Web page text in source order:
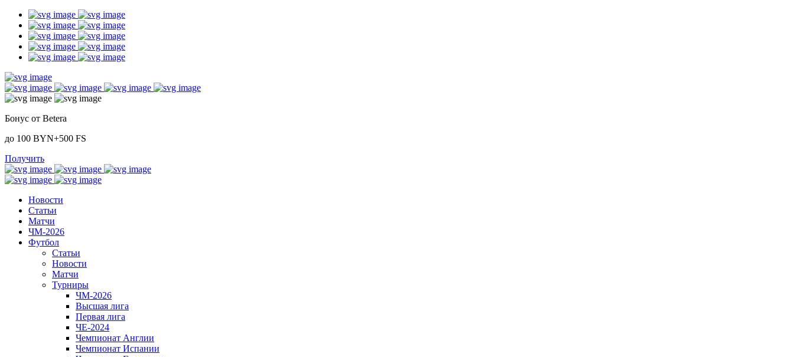
Бонус от Betera
до 100 BYN+500 FS
Получить
Новости
Статьи
Матчи
ЧМ-2026
Футбол
Статьи
Новости
Матчи
Турниры
ЧМ-2026
Высшая лига
Первая лига
ЧЕ-2024
Чемпионат Англии
Чемпионат Испании